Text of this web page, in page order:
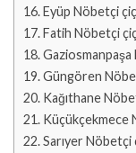
Eyüp Nöbetçi
Fatih Nöbetçi
Güngören
Kağıthane
Küçükçekmece
Sarıyer Nöbetçi